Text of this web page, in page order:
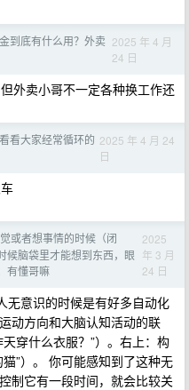
到底有什么用？外卖 2025 年 4 月
24 日
外卖小哥不一定各种换工作还
看大家经常循环的 2025 年 4 月 24
日
或者想事情的时候（闭
候脑袋里才能想到东西，眼
有懂哥嘛
2025
年 3 月
24 日
无意识的时候是有好多自动化
动方向和大脑认知活动的联
穿什么衣服？”）。右上：构
”）。 你可能感知到了这种无
制它有一段时间，就会比较关